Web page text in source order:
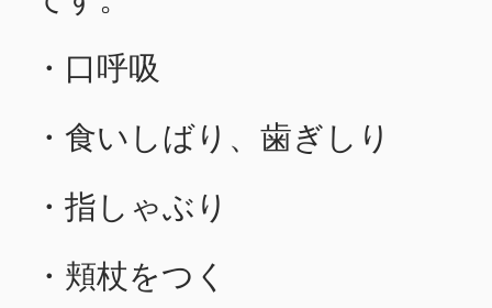
・口呼吸
・食いしばり、歯ぎしり
・指しゃぶり
・頬杖をつく